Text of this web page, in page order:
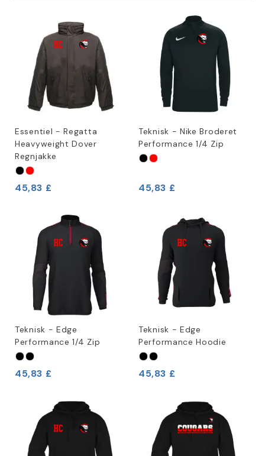
Essentiel - Regatta
Heavyweight Dover
Regnjakke
45,83 £
Teknisk - Nike Broderet
Performance 1/4 Zip
45,83 £
Teknisk - Edge
Performance 1/4 Zip
45,83 £
Teknisk - Edge
Performance Hoodie
45,83 £